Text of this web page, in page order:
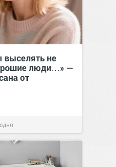
не
люди…» —
от